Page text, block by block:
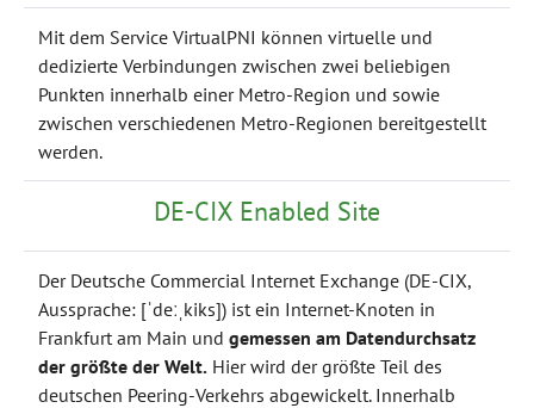
Mit dem Service VirtualPNI können virtuelle und
dedizierte Verbindungen zwischen zwei beliebigen
Punkten innerhalb einer Metro-Region und sowie
zwischen verschiedenen Metro-Regionen bereitgestellt
werden.
DE-CIX Enabled Site
Der Deutsche Commercial Internet Exchange (DE-CIX,
Aussprache: [ˈdeːˌkiks]) ist ein Internet-Knoten in
Frankfurt am Main und gemessen am Datendurchsatz
der größte der Welt. Hier wird der größte Teil des
deutschen Peering-Verkehrs abgewickelt. Innerhalb